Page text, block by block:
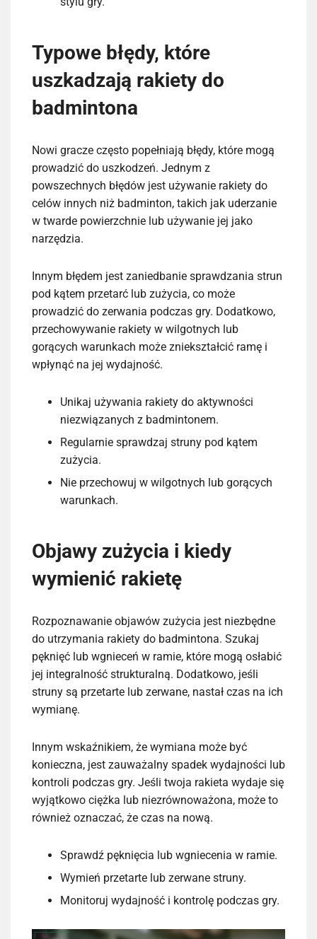
Typowe błędy, które
uszkadzają rakiety do
badmintona
Nowi gracze często popełniają błędy, które mogą
prowadzić do uszkodzeń. Jednym z
powszechnych błędów jest używanie rakiety do
celów innych niż badminton, takich jak uderzanie
w twarde powierzchnie lub używanie jej jako
narzędzia.
Innym błędem jest zaniedbanie sprawdzania strun
pod kątem przetarć lub zużycia, co może
prowadzić do zerwania podczas gry. Dodatkowo,
przechowywanie rakiety w wilgotnych lub
gorących warunkach może zniekształcić ramę i
wpłynąć na jej wydajność.
Unikaj używania rakiety do aktywności
niezwiązanych z badmintonem.
Regularnie sprawdzaj struny pod kątem
zużycia.
Nie przechowuj w wilgotnych lub gorących
warunkach.
Objawy zużycia i kiedy
wymienić rakietę
Rozpoznawanie objawów zużycia jest niezbędne
do utrzymania rakiety do badmintona. Szukaj
pęknięć lub wgnieceń w ramie, które mogą osłabić
jej integralność strukturalną. Dodatkowo, jeśli
struny są przetarte lub zerwane, nastał czas na ich
wymianę.
Innym wskaźnikiem, że wymiana może być
konieczna, jest zauważalny spadek wydajności lub
kontroli podczas gry. Jeśli twoja rakieta wydaje się
wyjątkowo ciężka lub niezrównoważona, może to
również oznaczać, że czas na nową.
Sprawdź pęknięcia lub wgniecenia w ramie.
Wymień przetarte lub zerwane struny.
Monitoruj wydajność i kontrolę podczas gry.